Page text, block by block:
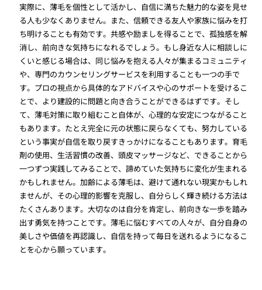
実際に、薄毛を個性として活かし、自信に満ちた魅力的な姿を見せ
る人も少なくありません。また、信頼できる友人や家族に悩みを打
ち明けることも有効です。共感や励ましを得ることで、孤独感を解
消し、前向きな気持ちになれるでしょう。もし身近な人に相談しに
くいと感じる場合は、同じ悩みを抱える人々が集まるコミュニティ
や、専門のカウンセリングサービスを利用することも一つの手で
す。プロの視点から具体的なアドバイスや心のサポートを受けるこ
とで、より建設的に問題と向き合うことができるはずです。そし
て、薄毛対策に取り組むこと自体が、心理的な安定につながること
もあります。たとえ完全に元の状態に戻らなくても、努力している
という事実が自信を取り戻すきっかけになることもあります。育毛
剤の使用、生活習慣の改善、頭皮マッサージなど、できることから
一つずつ実践してみることで、諦めていた気持ちに変化が生まれる
かもしれません。加齢による薄毛は、避けて通れない現実かもしれ
ませんが、その心理的影響を克服し、自分らしく輝き続ける方法は
たくさんあります。大切なのは自分を肯定し、前向きな一歩を踏み
出す勇気を持つことです。薄毛に悩むすべての人々が、自分自身の
美しさや価値を再認識し、自信を持って毎日を送れるようになるこ
とを心から願っています。